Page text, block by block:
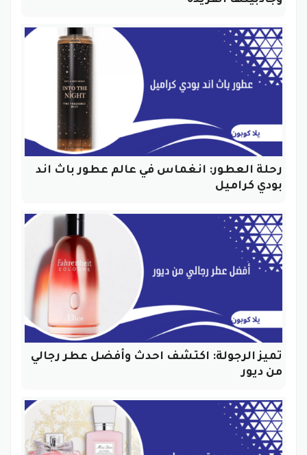
رحلة العطور: انغماس في عالم عطور باث اند
بودي كراميل
تميز الرجولة: اكتشف احدث وأفضل عطر رجالي
من ديور